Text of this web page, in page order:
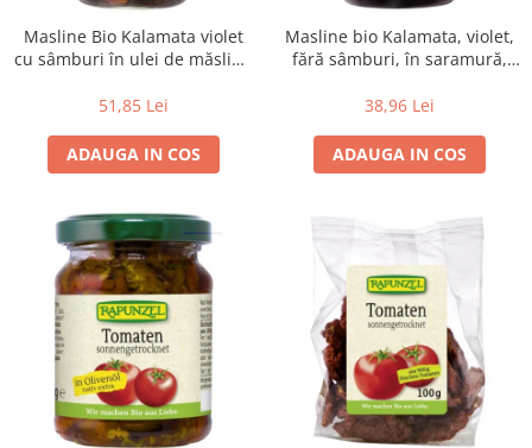
Masline Bio Kalamata violet
cu sâmburi în ulei de măsline
51,85 Lei
ADAUGA IN COS
Masline bio Kalamata, violet,
fără sâmburi, în saramură,
38,96 Lei
ADAUGA IN COS